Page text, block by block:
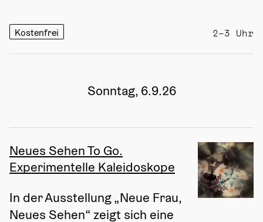
Kostenfrei 2–3 Uhr
Sonntag, 6.9.26
Neues Sehen To Go.
Experimentelle Kaleidoskope
In der Ausstellung „Neue Frau,
Neues Sehen“ zeigt sich eine